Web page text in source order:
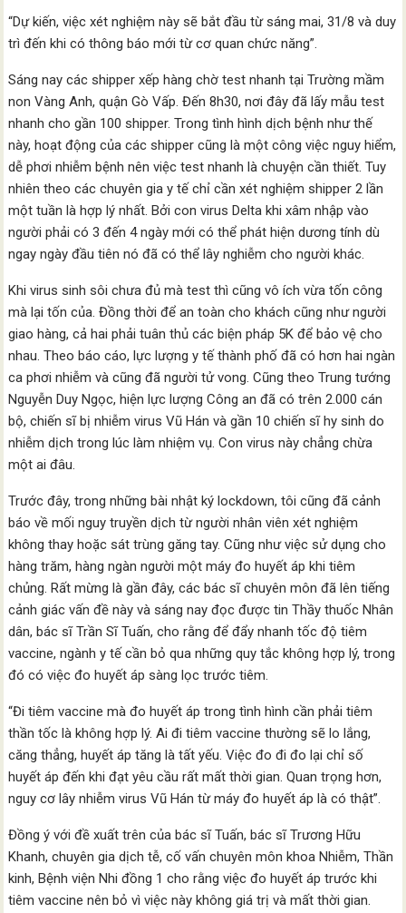
“Dự kiến, việc xét nghiệm này sẽ bắt đầu từ sáng mai, 31/8 và duy
trì đến khi có thông báo mới từ cơ quan chức năng”.
Sáng nay các shipper xếp hàng chờ test nhanh tại Trường mầm
non Vàng Anh, quận Gò Vấp. Đến 8h30, nơi đây đã lấy mẫu test
nhanh cho gần 100 shipper. Trong tình hình dịch bệnh như thế
này, hoạt động của các shipper cũng là một công việc nguy hiểm,
dễ phơi nhiễm bệnh nên việc test nhanh là chuyện cần thiết. Tuy
nhiên theo các chuyên gia y tế chỉ cần xét nghiệm shipper 2 lần
một tuần là hợp lý nhất. Bởi con virus Delta khi xâm nhập vào
người phải có 3 đến 4 ngày mới có thể phát hiện dương tính dù
ngay ngày đầu tiên nó đã có thể lây nghiễm cho người khác.
Khi virus sinh sôi chưa đủ mà test thì cũng vô ích vừa tốn công
mà lại tốn của. Đồng thời để an toàn cho khách cũng như người
giao hàng, cả hai phải tuân thủ các biện pháp 5K để bảo vệ cho
nhau. Theo báo cáo, lực lượng y tế thành phố đã có hơn hai ngàn
ca phơi nhiễm và cũng đã người tử vong. Cũng theo Trung tướng
Nguyễn Duy Ngọc, hiện lực lượng Công an đã có trên 2.000 cán
bộ, chiến sĩ bị nhiễm virus Vũ Hán và gần 10 chiến sĩ hy sinh do
nhiễm dịch trong lúc làm nhiệm vụ. Con virus này chẳng chừa
một ai đâu.
Trước đây, trong những bài nhật ký lockdown, tôi cũng đã cảnh
báo về mối nguy truyền dịch từ người nhân viên xét nghiệm
không thay hoặc sát trùng găng tay. Cũng như việc sử dụng cho
hàng trăm, hàng ngàn người một máy đo huyết áp khi tiêm
chủng. Rất mừng là gần đây, các bác sĩ chuyên môn đã lên tiếng
cảnh giác vấn đề này và sáng nay đọc được tin Thầy thuốc Nhân
dân, bác sĩ Trần Sĩ Tuấn, cho rằng để đẩy nhanh tốc độ tiêm
vaccine, ngành y tế cần bỏ qua những quy tắc không hợp lý, trong
đó có việc đo huyết áp sàng lọc trước tiêm.
“Đi tiêm vaccine mà đo huyết áp trong tình hình cần phải tiêm
thần tốc là không hợp lý. Ai đi tiêm vaccine thường sẽ lo lắng,
căng thẳng, huyết áp tăng là tất yếu. Việc đo đi đo lại chỉ số
huyết áp đến khi đạt yêu cầu rất mất thời gian. Quan trọng hơn,
nguy cơ lây nhiễm virus Vũ Hán từ máy đo huyết áp là có thật”.
Đồng ý với đề xuất trên của bác sĩ Tuấn, bác sĩ Trương Hữu
Khanh, chuyên gia dịch tễ, cố vấn chuyên môn khoa Nhiễm, Thần
kinh, Bệnh viện Nhi đồng 1 cho rằng việc đo huyết áp trước khi
tiêm vaccine nên bỏ vì việc này không giá trị và mất thời gian.